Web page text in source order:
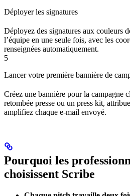
Déployer les signatures
Déployez des signatures aux couleurs
l’équipe en une seule fois, avec les
renseignées automatiquement.
5
Lancer votre première bannière de
Créez une bannière pour la campagne
retombée presse ou un press kit,
amplifiez chaque e-mail envoyé.
Pourquoi les
choisissent Scribe